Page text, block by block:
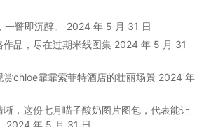
瞥即沉醉。
2024 年 5 月 31 日
品，尽在过期米线图集 2024 年 5 月 31
赏chloe霏霏索菲特酒店的壮丽场景 2024 年
晰，这份七月喵子酸奶图片图包，代表能让
2024 年 5 月 31 日